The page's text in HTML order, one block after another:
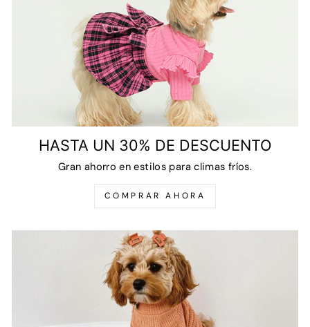
HASTA UN 30% DE DESCUENTO
Gran ahorro en estilos para climas fríos.
COMPRAR AHORA